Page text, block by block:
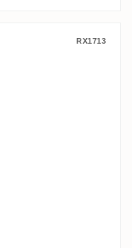
RX1713